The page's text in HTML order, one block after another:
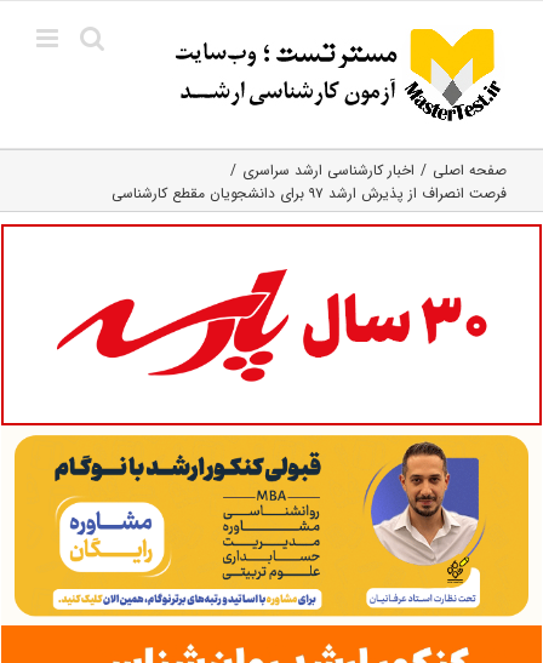
content
صفحه اصلی
اخبار کارشناسی ارشد سراسری
فرصت انصراف از پذیرش ارشد ۹۷ برای دانشجویان مقطع کارشناسی